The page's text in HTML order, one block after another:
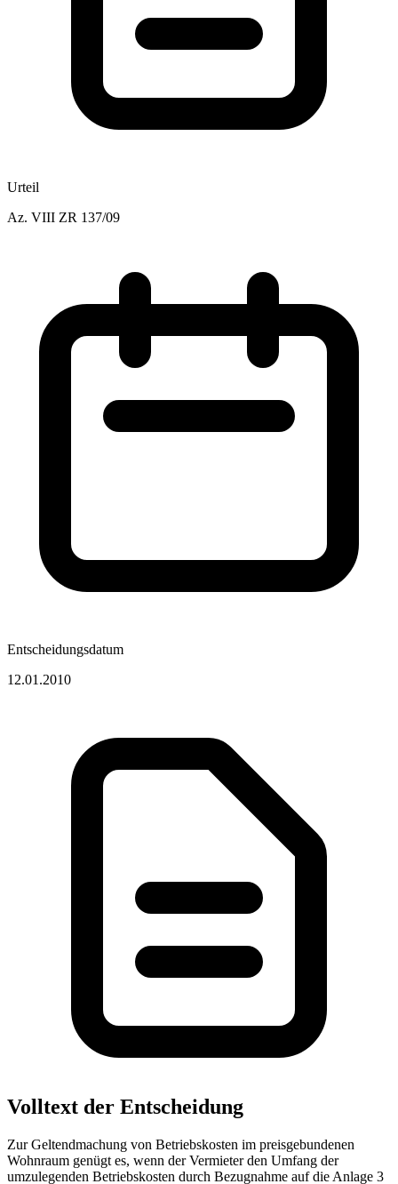
Urteil
Az. VIII ZR 137/09
Entscheidungsdatum
12.01.2010
Volltext der Entscheidung
Zur Geltendmachung von Betriebskosten im preisgebundenen
Wohnraum genügt es, wenn der Vermieter den Umfang der
umzulegenden Betriebskosten durch Bezugnahme auf die Anlage 3